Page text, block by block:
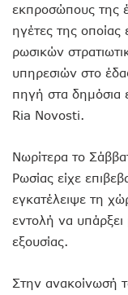
εκπροσώπους της
ηγέτες της
ρωσικών
υπηρεσιών στο
πηγή στα δημόσια
Ria Novosti.
Νωρίτερα το
Ρωσίας είχε
εγκατέλειψε τη
εντολή να υπάρξει
εξουσίας.
Στην ανακοίνωσή